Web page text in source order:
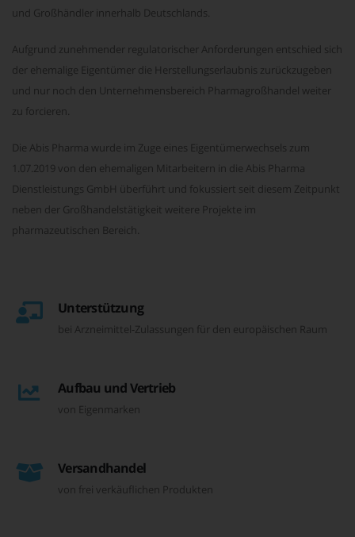
und Großhändler innerhalb Deutschlands.
Aufgrund zunehmender regulatorischer Anforderungen entschied sich
der ehemalige Eigentümer die Herstellungserlaubnis zurückzugeben
und nur noch den Unternehmensbereich Pharmagroßhandel weiter
zu forcieren.
Die Abis Pharma wurde im Zuge eines Eigentümerwechsels zum
1.07.2019 von den ehemaligen Mitarbeitern in die Abis Pharma
Dienstleistungs GmbH überführt und fokussiert seit diesem Zeitpunkt
neben der Großhandelstätigkeit weitere Projekte im
pharmazeutischen Bereich.
Unterstützung
bei Arzneimittel-Zulassungen für den europäischen Raum
Aufbau und Vertrieb
von Eigenmarken
Versandhandel
von frei verkäuflichen Produkten